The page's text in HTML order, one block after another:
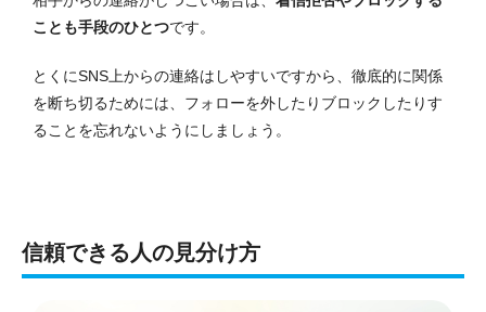
ことも手段のひとつです。
とくにSNS上からの連絡はしやすいですから、徹底的に関係
を断ち切るためには、フォローを外したりブロックしたりす
ることを忘れないようにしましょう。
信頼できる人の見分け方